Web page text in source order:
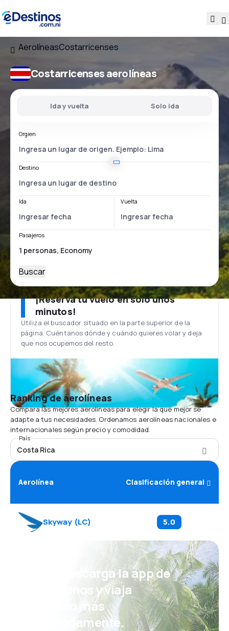
AerolíneasCostarricenses
Costarricenses aerolíneas
Ida y vuelta Solo ida
Orgien
Destino
Ida Vuelta
Pasajeros
Buscar
¡Reserva tu vuelo en solo unos
minutos!
Utiliza el buscador situado en la parte superior de la
página. Cuéntanos dónde y cuándo quieres volar y deja
que nos ocupemos del resto.
Ranking de aerolíneas
Compara las mejores aerolíneas para elegir la que mejor se
adapte a tus necesidades. Ordenamos aerolíneas nacionales e
internacionales según precio y comodidad.
País
Costa Rica
Aerolínea Clasificación general
Skyway (LC) 5.0
¡Eh! Descarga la app de
eDestinos y viaja
incluso más
cómodamente.